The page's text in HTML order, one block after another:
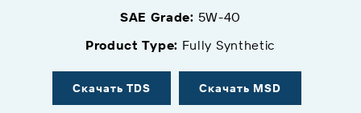
SAE Grade: 5W-40
Product Type: Fully Synthetic
Скачать TDS Скачать MSD